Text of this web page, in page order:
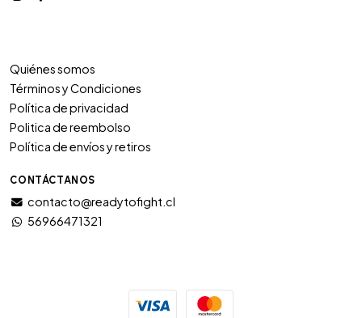
Quiénes somos
Términos y Condiciones
Política de privacidad
Politica de reembolso
Política de envíos y retiros
CONTÁCTANOS
contacto@readytofight.cl
56966471321